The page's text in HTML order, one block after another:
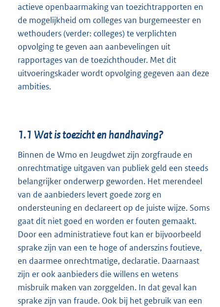
actieve openbaarmaking van toezichtrapporten en
de mogelijkheid om colleges van burgemeester en
wethouders (verder: colleges) te verplichten
opvolging te geven aan aanbevelingen uit
rapportages van de toezichthouder. Met dit
uitvoeringskader wordt opvolging gegeven aan deze
ambities.
1.1 Wat is toezicht en handhaving?
Binnen de Wmo en Jeugdwet zijn zorgfraude en
onrechtmatige uitgaven van publiek geld een steeds
belangrijker onderwerp geworden. Het merendeel
van de aanbieders levert goede zorg en
ondersteuning en declareert op de juiste wijze. Soms
gaat dit niet goed en worden er fouten gemaakt.
Door een administratieve fout kan er bijvoorbeeld
sprake zijn van een te hoge of anderszins foutieve,
en daarmee onrechtmatige, declaratie. Daarnaast
zijn er ook aanbieders die willens en wetens
misbruik maken van zorggelden. In dat geval kan
sprake zijn van fraude. Ook bij het gebruik van een